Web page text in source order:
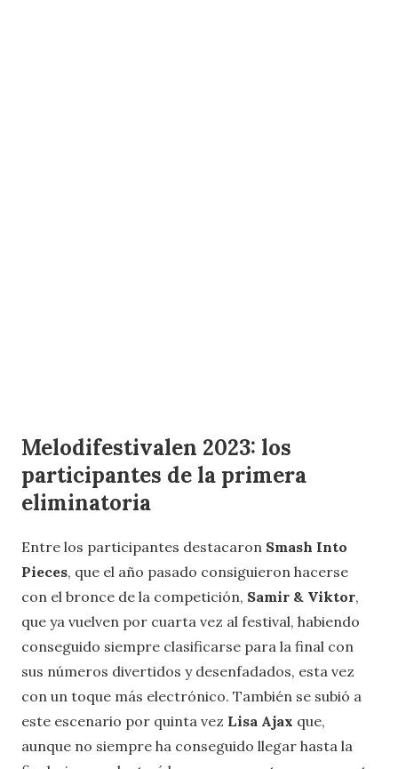
Melodifestivalen 2023: los
participantes de la primera
eliminatoria
Entre los participantes destacaron Smash Into
Pieces, que el año pasado consiguieron hacerse
con el bronce de la competición, Samir & Viktor,
que ya vuelven por cuarta vez al festival, habiendo
conseguido siempre clasificarse para la final con
sus números divertidos y desenfadados, esta vez
con un toque más electrónico. También se subió a
este escenario por quinta vez Lisa Ajax que,
aunque no siempre ha conseguido llegar hasta la